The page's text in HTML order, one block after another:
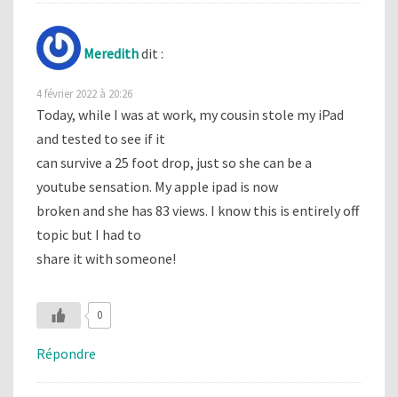
Meredithdit :
4 février 2022 à 20:26
Today, while I was at work, my cousin stole my iPad
and tested to see if it
can survive a 25 foot drop, just so she can be a
youtube sensation. My apple ipad is now
broken and she has 83 views. I know this is entirely off
topic but I had to
share it with someone!
0
Répondre